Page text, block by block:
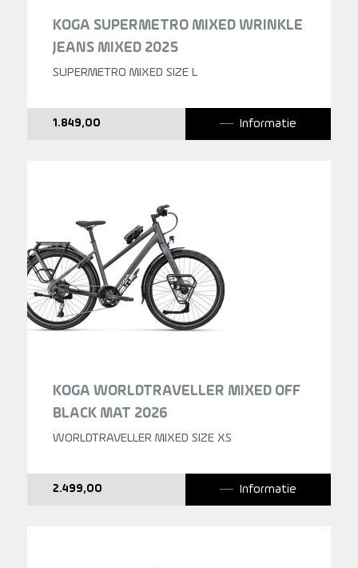
KOGA SUPERMETRO MIXED WRINKLE
JEANS MIXED 2025
SUPERMETRO MIXED SIZE L
1.849,00 Informatie
KOGA WORLDTRAVELLER MIXED OFF
BLACK MAT 2026
WORLDTRAVELLER MIXED SIZE XS
2.499,00 Informatie